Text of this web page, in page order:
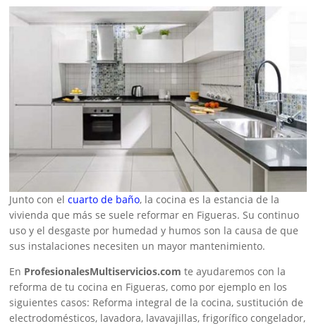
Junto con elcuarto de baño, la cocina es la estancia de la
vivienda que más se suele reformar en Figueras. Su continuo
uso y el desgaste por humedad y humos son la causa de que
sus instalaciones necesiten un mayor mantenimiento.
En ProfesionalesMultiservicios.com te ayudaremos con la
reforma de tu cocina en Figueras, como por ejemplo en los
siguientes casos: Reforma integral de la cocina, sustitución de
electrodomésticos, lavadora, lavavajillas, frigorífico congelador,